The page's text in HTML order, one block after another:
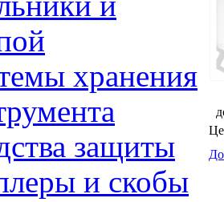
хранения
защиты
и скобы